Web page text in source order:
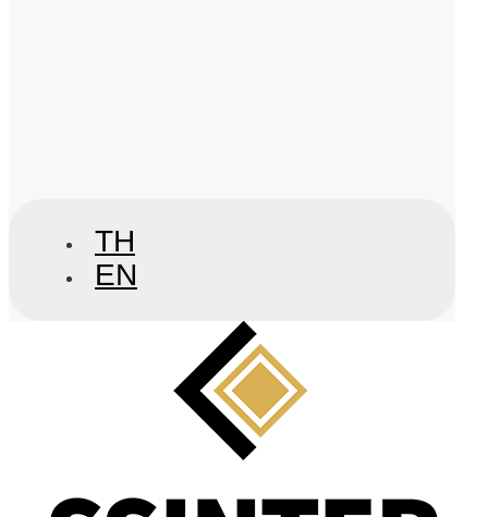
TH
EN